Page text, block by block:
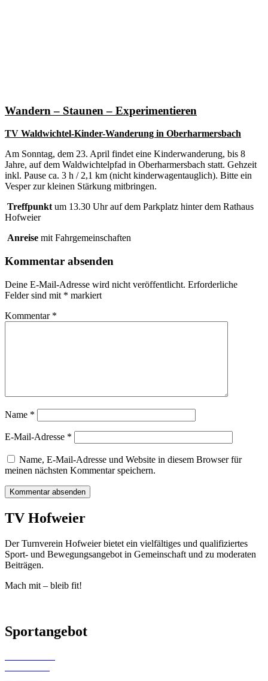
Wandern – Staunen – Experimentieren
TV Waldwichtel-Kinder-Wanderung in Oberharmersbach
Am Sonntag, dem 23. April findet eine Kinderwanderung, bis 8
Jahre, auf dem Waldwichtelpfad in Oberharmersbach statt. Gehzeit
inkl. Pause ca. 3 h / 2,1 km (nicht kinderwagentauglich). Bitte ein
Vesper zur kleinen Stärkung mitbringen.
Treffpunktum 13.30 Uhr auf dem Parkplatz hinter dem Rathaus
Hofweier
Anreise mit Fahrgemeinschaften
Kommentar absenden
Deine E-Mail-Adresse wird nicht veröffentlicht. Erforderliche
Felder sind mit * markiert
Kommentar *
Name *
E-Mail-Adresse *
Name, E-Mail-Adresse und Website in diesem Browser für
meinen nächsten Kommentar speichern.
TV Hofweier
Der Turnverein Hofweier bietet ein vielfältiges und qualifiziertes
Sport- und Bewegungsangebot in Gemeinschaft und zu moderaten
Beiträgen.
Mach mit – bleib fit!
Sportangebot